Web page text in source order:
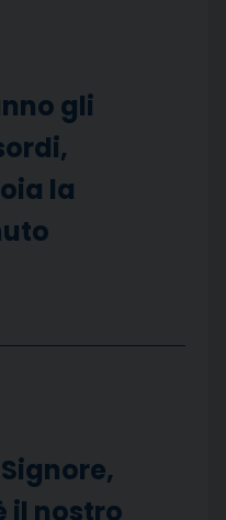
gli
la
il nostro